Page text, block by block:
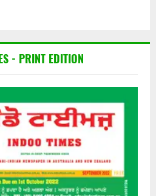
- PRINT EDITION